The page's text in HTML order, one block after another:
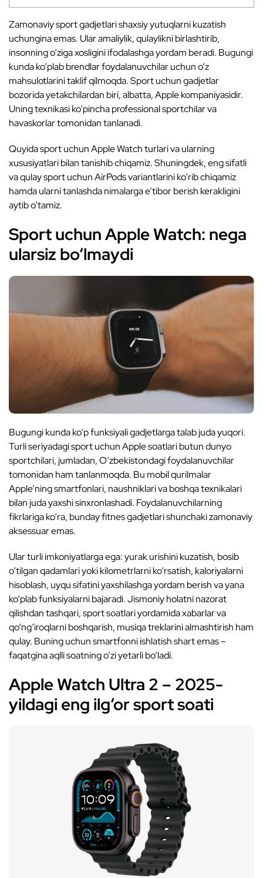
Zamonaviy sport gadjetlari shaxsiy yutuqlarni kuzatish
uchungina emas. Ular amaliylik, qulaylikni birlashtirib,
insonning o‘ziga xosligini ifodalashga yordam beradi. Bugungi
kunda ko‘plab brendlar foydalanuvchilar uchun o‘z
mahsulotlarini taklif qilmoqda. Sport uchun gadjetlar
bozorida yetakchilardan biri, albatta, Apple kompaniyasidir.
Uning texnikasi ko‘pincha professional sportchilar va
havaskorlar tomonidan tanlanadi.
Quyida sport uchun Apple Watch turlari va ularning
xususiyatlari bilan tanishib chiqamiz. Shuningdek, eng sifatli
va qulay sport uchun AirPods variantlarini ko‘rib chiqamiz
hamda ularni tanlashda nimalarga e’tibor berish kerakligini
aytib o‘tamiz.
Sport uchun Apple Watch: nega
ularsiz bo‘lmaydi
Bugungi kunda ko‘p funksiyali gadjetlarga talab juda yuqori.
Turli seriyadagi sport uchun Apple soatlari butun dunyo
sportchilari, jumladan, O‘zbekistondagi foydalanuvchilar
tomonidan ham tanlanmoqda. Bu mobil qurilmalar
Apple’ning smartfonlari, naushniklari va boshqa texnikalari
bilan juda yaxshi sinxronlashadi. Foydalanuvchilarning
fikrlariga ko‘ra, bunday fitnes gadjetlari shunchaki zamonaviy
aksessuar emas.
Ular turli imkoniyatlarga ega: yurak urishini kuzatish, bosib
o‘tilgan qadamlari yoki kilometrlarni ko‘rsatish, kaloriyalarni
hisoblash, uyqu sifatini yaxshilashga yordam berish va yana
ko‘plab funksiyalarni bajaradi. Jismoniy holatni nazorat
qilishdan tashqari, sport soatlari yordamida xabarlar va
qo‘ng‘iroqlarni boshqarish, musiqa treklarini almashtirish ham
qulay. Buning uchun smartfonni ishlatish shart emas –
faqatgina aqlli soatning o‘zi yetarli bo‘ladi.
Apple Watch Ultra 2 – 2025-
yildagi eng ilg‘or sport soati